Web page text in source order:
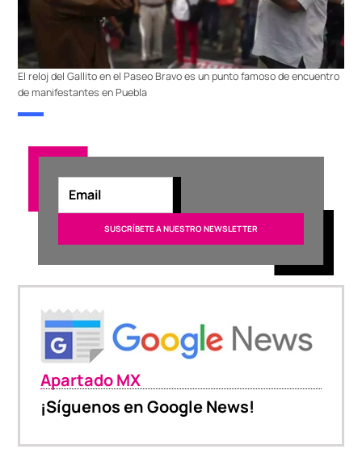
El reloj del Gallito en el Paseo Bravo es un punto famoso de encuentro
de manifestantes en Puebla
Apartado MX
¡Síguenos en Google News!